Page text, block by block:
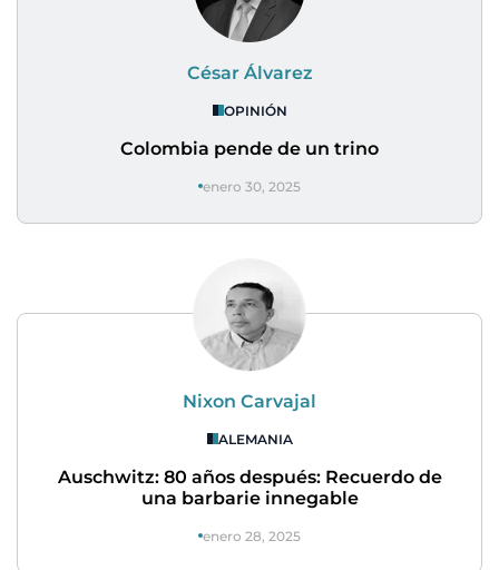
César Álvarez
OPINIÓN
Colombia pende de un trino
enero 30, 2025
Nixon Carvajal
ALEMANIA
Auschwitz: 80 años después: Recuerdo de
una barbarie innegable
enero 28, 2025